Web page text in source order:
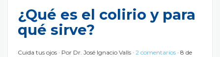
¿Qué es el colirio y para
qué sirve?
Cuida tus ojos Por Dr. José Ignacio Valls 2 comentarios 8 de